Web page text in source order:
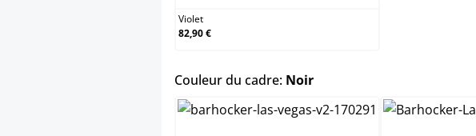
Violet
82,90 €
Couleur du cadre: Noirselect